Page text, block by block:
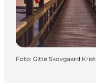
Foto: Gitte Skovgaard